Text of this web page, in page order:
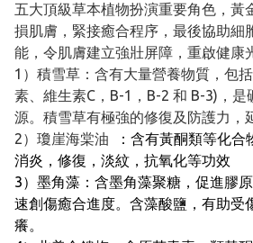
五大頂級草本植物扮演重要角色，黃
損肌膚，緊接癒合程序，最後協助細
能，令肌膚建立強壯屏障，重啟健康
1）積雪草：含有大量營養物質，包
素、維生素C，B-1，B-2 和 B-3)，是
源。積雪草有極強的修復及防護力，
2）瓊崖海棠油 ：含有黃酮類等化合
消炎，修復，淡紋，抗氧化等功效
3）墨角藻：含墨角藻聚糖，促進膠
速創傷癒合進度。含藻酸鹽，有助受
癢。